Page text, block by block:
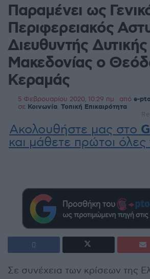
Παραμένει ως
Περιφερειακός
Διευθυντής Δυτικής
Μακεδονίας ο
Κεραμάς
5 Φεβρουαρίου 2020, 10:29 πμ από e-
σε Κοινωνία Τοπική Επικαιρότητα
Ακολουθήστε μας στο
και μάθετε πρώτοι όλες
Σε συνέχεια των κρίσεων της